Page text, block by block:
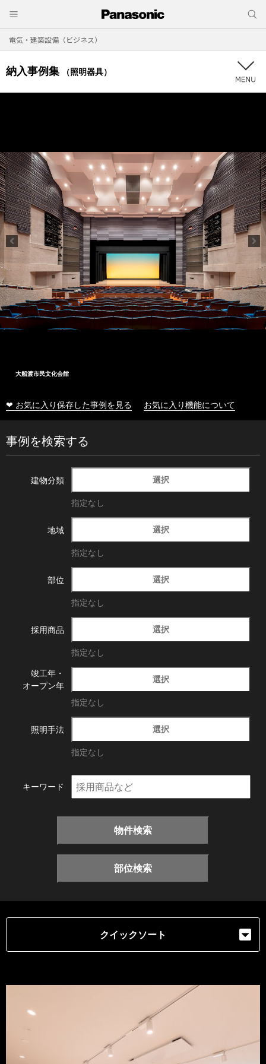
電気・建築設備（ビジネス）
納入事例集 （照明器具）
大船渡市民文化会館
❤ お気に入り保存した事例を見る お気に入り機能について
事例を検索する
建物分類 選択
指定なし
地域 選択
指定なし
部位 選択
指定なし
採用商品 選択
指定なし
竣工年・
オープン年
選択
指定なし
照明手法 選択
指定なし
キーワード
物件検索
部位検索
クイックソート